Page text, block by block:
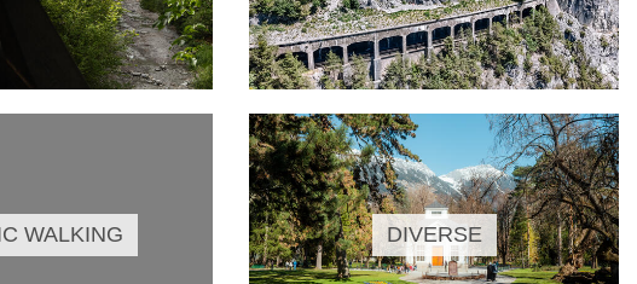
WALKING DIVERSE